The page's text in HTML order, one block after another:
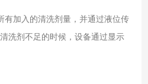
有加入的清洗剂量，并通过液位传
洗剂不足的时候，设备通过显示